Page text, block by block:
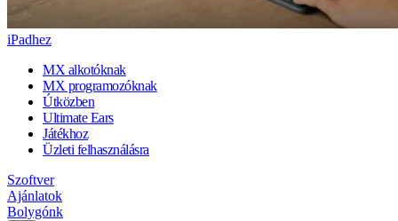
iPadhez
MX alkotóknak
MX programozóknak
Útközben
Ultimate Ears
Játékhoz
Üzleti felhasználásra
Szoftver
Ajánlatok
Bolygónk